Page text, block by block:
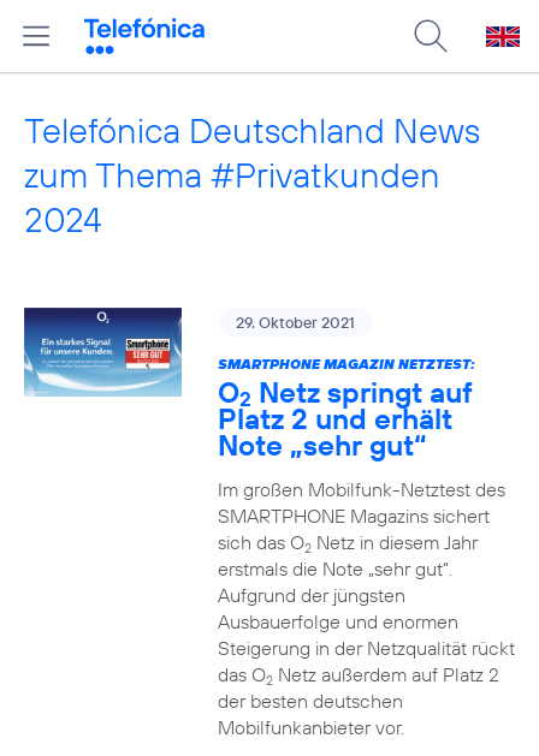
Telefónica Deutschland News
zum Thema #Privatkunden
2024
29. Oktober 2021
SMARTPHONE MAGAZIN NETZTEST:
O2 Netz springt auf
Platz 2 und erhält
Note „sehr gut“
Im großen Mobilfunk-Netztest des
SMARTPHONE Magazins sichert
sich das O2Netz in diesem Jahr
erstmals die Note „sehr gut“.
Aufgrund der jüngsten
Ausbauerfolge und enormen
Steigerung in der Netzqualität rückt
das O2Netz außerdem auf Platz 2
der besten deutschen
Mobilfunkanbieter vor.